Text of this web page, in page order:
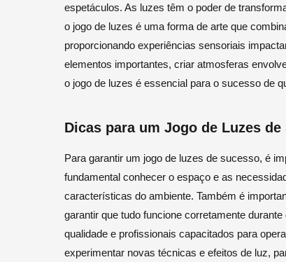
espetáculos. As luzes têm o poder de
o jogo de luzes é uma forma de arte que
proporcionando experiências sensoriais
elementos importantes, criar atmosferas
o jogo de luzes é essencial para o sucesso de
Dicas para um Jogo de Luzes de
Para garantir um jogo de luzes de sucesso, é
fundamental conhecer o espaço e as
características do ambiente. Também é
garantir que tudo funcione corretamente
qualidade e profissionais capacitados para
experimentar novas técnicas e efeitos de luz,